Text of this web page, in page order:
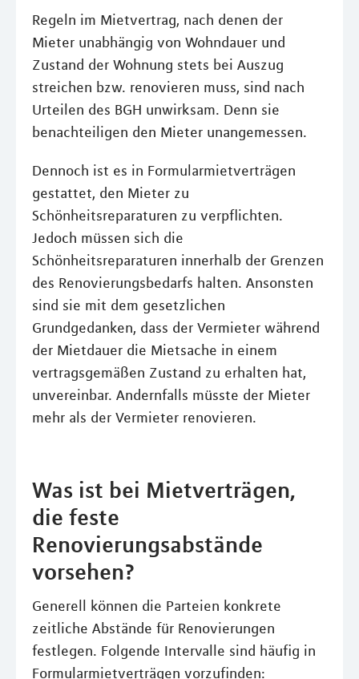
Regeln im Mietvertrag, nach denen der
Mieter unabhängig von Wohndauer und
Zustand der Wohnung stets bei Auszug
streichen bzw. renovieren muss, sind nach
Urteilen des BGH unwirksam. Denn sie
benachteiligen den Mieter unangemessen.
Dennoch ist es in Formularmietverträgen
gestattet, den Mieter zu
Schönheitsreparaturen zu verpflichten.
Jedoch müssen sich die
Schönheitsreparaturen innerhalb der Grenzen
des Renovierungsbedarfs halten. Ansonsten
sind sie mit dem gesetzlichen
Grundgedanken, dass der Vermieter während
der Mietdauer die Mietsache in einem
vertragsgemäßen Zustand zu erhalten hat,
unvereinbar. Andernfalls müsste der Mieter
mehr als der Vermieter renovieren.
Was ist bei Mietverträgen,
die feste
Renovierungsabstände
vorsehen?
Generell können die Parteien konkrete
zeitliche Abstände für Renovierungen
festlegen. Folgende Intervalle sind häufig in
Formularmietverträgen vorzufinden: